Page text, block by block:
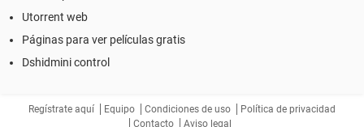
Utorrent web
Páginas para ver películas gratis
Dshidmini control
Regístrate aquí Equipo Condiciones de uso
Política de privacidad
Contacto
Aviso legal